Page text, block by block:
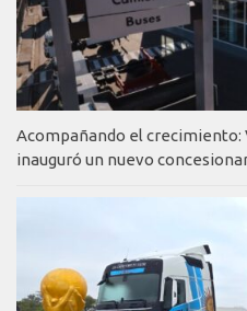
Acompañando el crecimiento:
inauguró un nuevo